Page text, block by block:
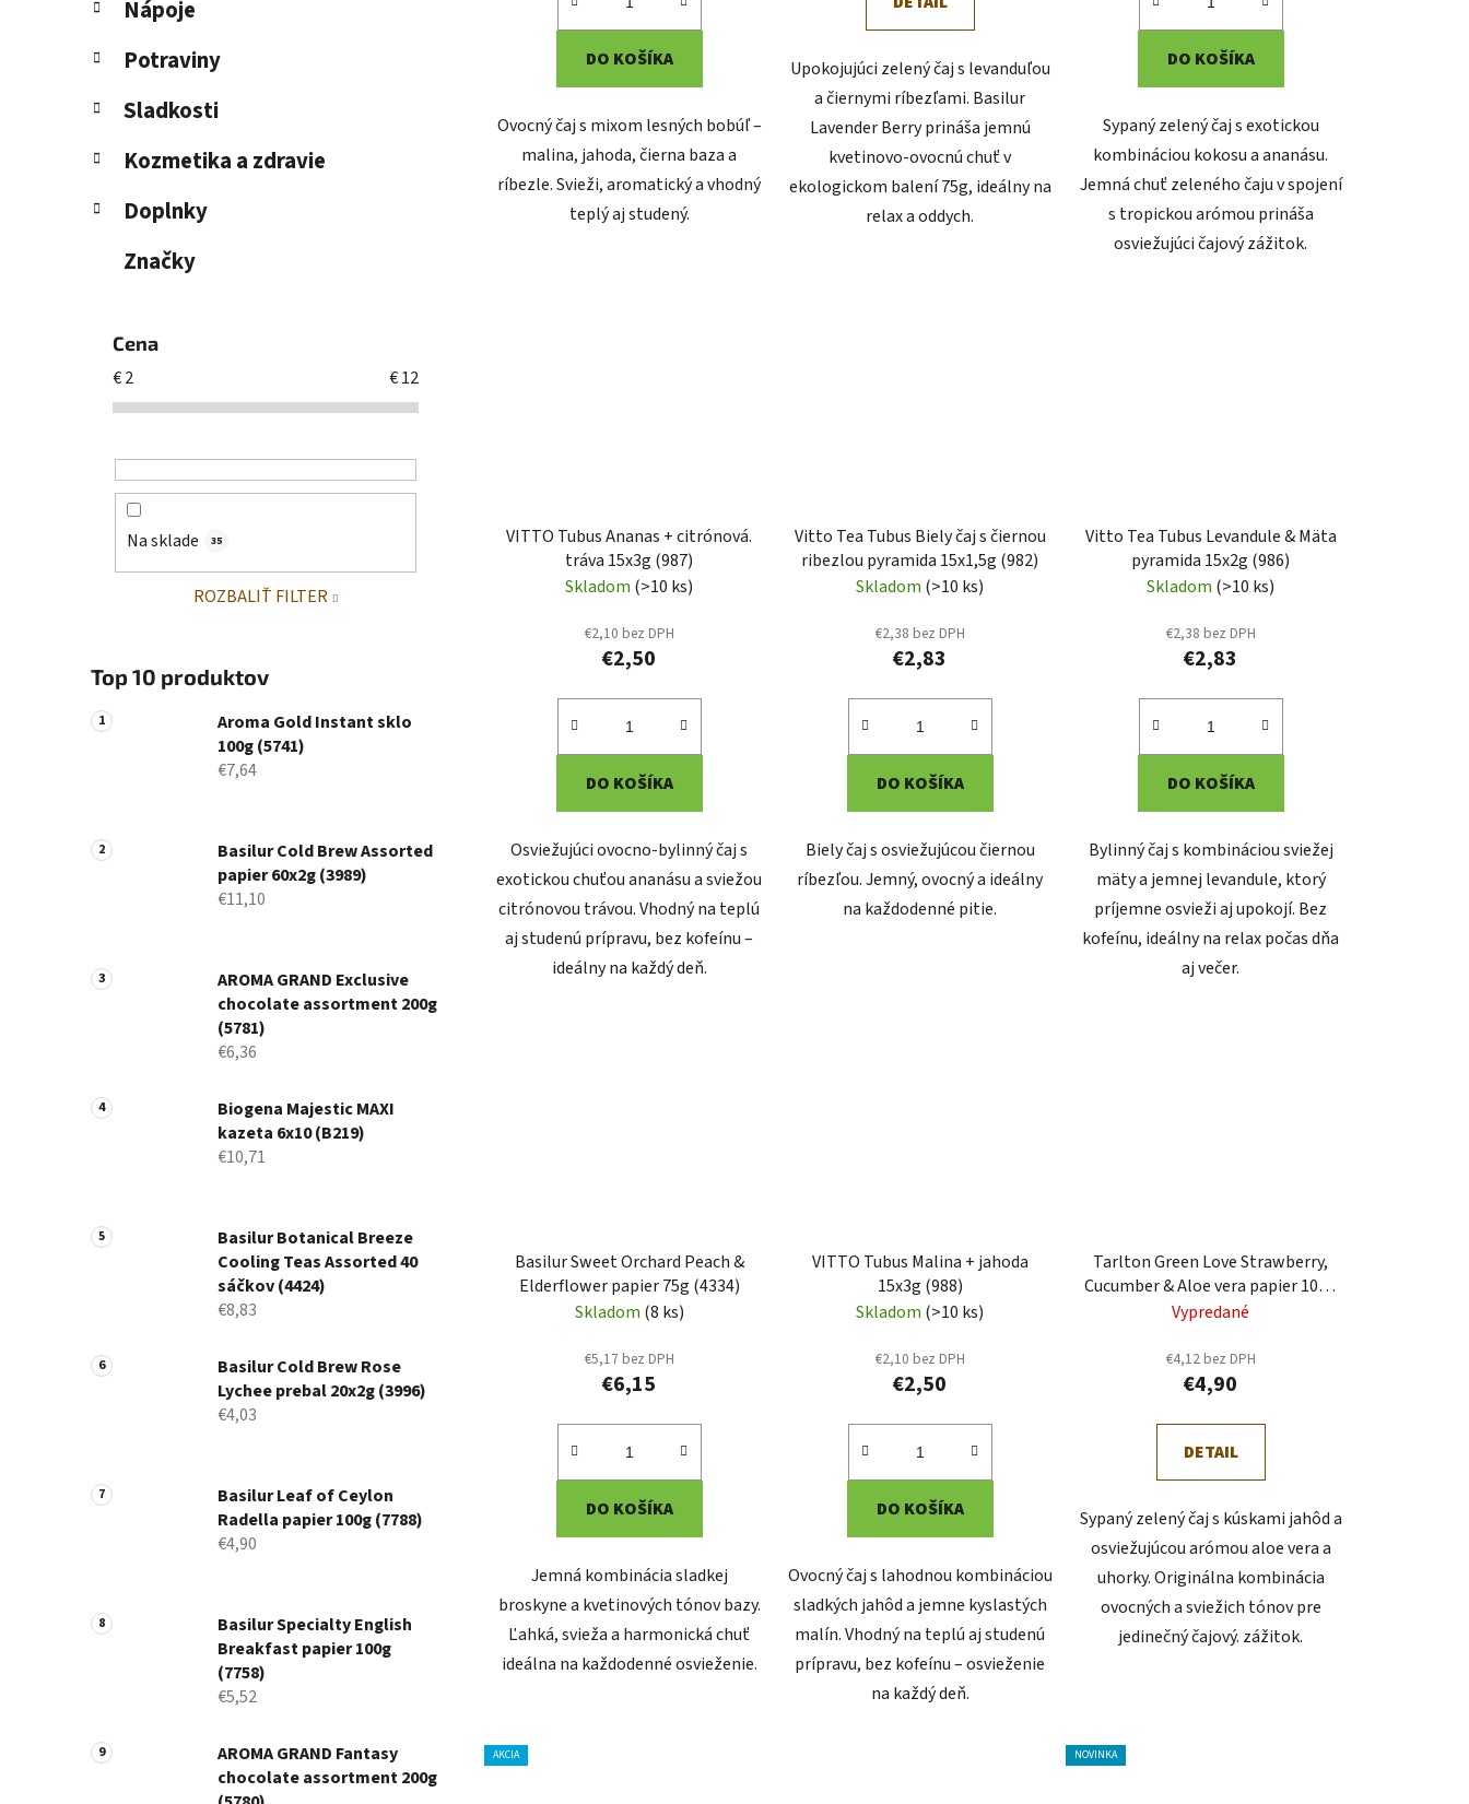
Nápoje
Potraviny
Sladkosti
Kozmetika a zdravie
Doplnky
Značky
Cena
€2 €12
Na sklade 35
ROZBALIŤ FILTER
Top 10 produktov
Aroma Gold Instant sklo
100g (5741)
€7,64
Basilur Cold Brew Assorted
papier 60x2g (3989)
€11,10
AROMA GRAND Exclusive
chocolate assortment 200g
(5781)
€6,36
Biogena Majestic MAXI
kazeta 6x10 (B219)
€10,71
Basilur Botanical Breeze
Cooling Teas Assorted 40
sáčkov (4424)
€8,83
Basilur Cold Brew Rose
Lychee prebal 20x2g (3996)
€4,03
Basilur Leaf of Ceylon
Radella papier 100g (7788)
€4,90
Basilur Specialty English
Breakfast papier 100g
(7758)
€5,52
AROMA GRAND Fantasy
chocolate assortment 200g
DO KOŠÍKA
Ovocný čaj s mixom lesných bobúľ –
malina, jahoda, čierna baza a
ríbezle. Svieži, aromatický a vhodný
teplý aj studený.
Upokojujúci zelený čaj s levanduľou
a čiernymi ríbezľami. Basilur
Lavender Berry prináša jemnú
kvetinovo-ovocnú chuť v
ekologickom balení 75g, ideálny na
relax a oddych.
DO KOŠÍKA
Sypaný zelený čaj s exotickou
kombináciou kokosu a ananásu.
Jemná chuť zeleného čaju v spojení
s tropickou arómou prináša
osviežujúci čajový zážitok.
VITTO Tubus Ananas + citrónová.
tráva 15x3g (987)
Skladom (>10 ks)
€2,10 bez DPH
€2,50
DO KOŠÍKA
Osviežujúci ovocno-bylinný čaj s
exotickou chuťou ananásu a sviežou
citrónovou trávou. Vhodný na teplú
aj studenú prípravu, bez kofeínu –
ideálny na každý deň.
Vitto Tea Tubus Biely čaj s čiernou
ribezlou pyramida 15x1,5g (982)
Skladom (>10 ks)
€2,38 bez DPH
€2,83
DO KOŠÍKA
Biely čaj s osviežujúcou čiernou
ríbezľou. Jemný, ovocný a ideálny
na každodenné pitie.
Vitto Tea Tubus Levandule & Mäta
pyramida 15x2g (986)
Skladom (>10 ks)
€2,38 bez DPH
€2,83
DO KOŠÍKA
Bylinný čaj s kombináciou sviežej
mäty a jemnej levandule, ktorý
príjemne osvieži aj upokojí. Bez
kofeínu, ideálny na relax počas dňa
aj večer.
Basilur Sweet Orchard Peach &
Elderflower papier 75g (4334)
Skladom (8 ks)
€5,17 bez DPH
€6,15
DO KOŠÍKA
Jemná kombinácia sladkej
broskyne a kvetinových tónov bazy.
Ľahká, svieža a harmonická chuť
ideálna na každodenné osvieženie.
VITTO Tubus Malina + jahoda
15x3g (988)
Skladom (>10 ks)
€2,10 bez DPH
€2,50
DO KOŠÍKA
Ovocný čaj s lahodnou kombináciou
sladkých jahôd a jemne kyslastých
malín. Vhodný na teplú aj studenú
prípravu, bez kofeínu – osvieženie
na každý deň.
Tarlton Green Love Strawberry,
Cucumber & Aloe vera papier 100g
(7115)
Vypredané
€4,12 bez DPH
€4,90
DETAIL
Sypaný zelený čaj s kúskami jahôd a
osviežujúcou arómou aloe vera a
uhorky. Originálna kombinácia
ovocných a sviežich tónov pre
jedinečný čajový. zážitok.
AKCIA NOVINKA